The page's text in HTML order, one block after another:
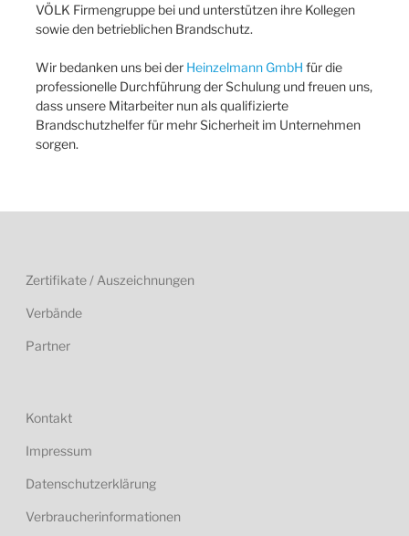
VÖLK Firmengruppe bei und unterstützen ihre Kollegen
sowie den betrieblichen Brandschutz.
Wir bedanken uns bei der Heinzelmann GmbH für die
professionelle Durchführung der Schulung und freuen uns,
dass unsere Mitarbeiter nun als qualifizierte
Brandschutzhelfer für mehr Sicherheit im Unternehmen
sorgen.
Zertifikate / Auszeichnungen
Verbände
Partner
Kontakt
Impressum
Datenschutzerklärung
Verbraucherinformationen